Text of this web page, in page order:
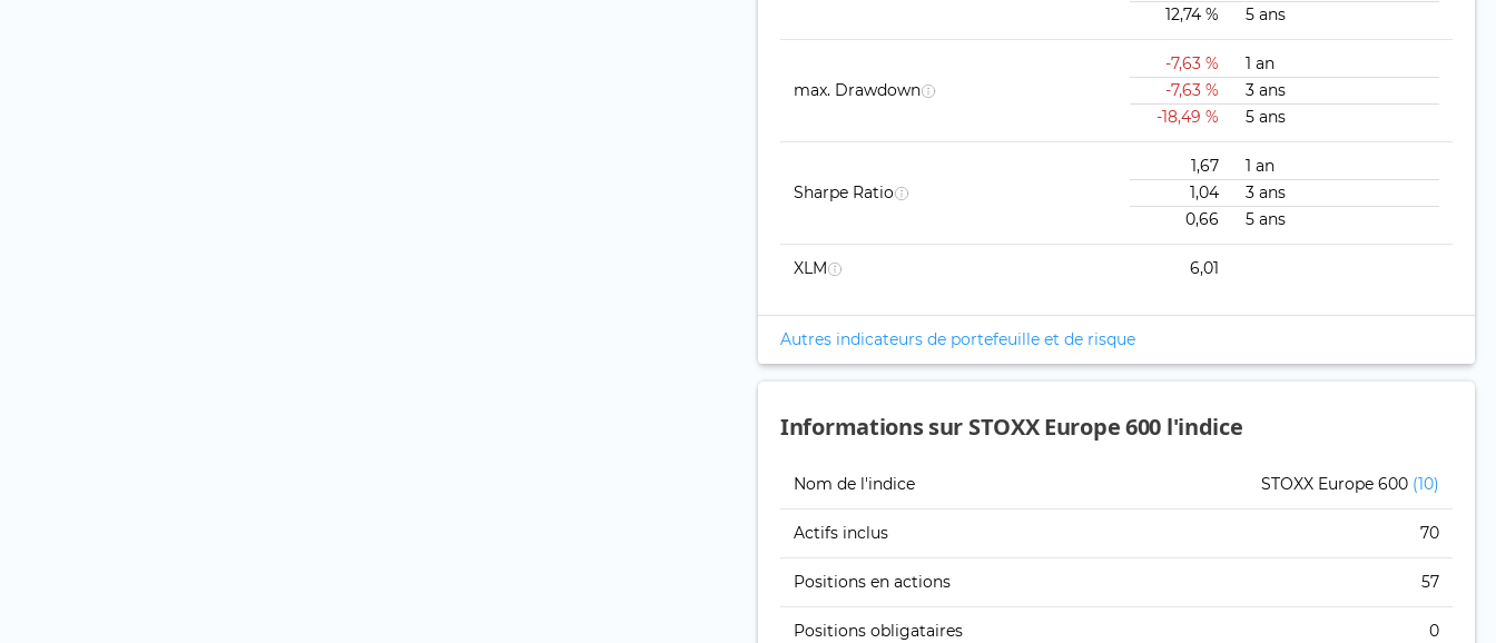
12,74 %
5 ans
max. Drawdown
-7,63 %
1 an
-7,63 %
3 ans
-18,49 %
5 ans
Sharpe Ratio
1,67
1 an
1,04
3 ans
0,66
5 ans
XLM 6,01
Autres indicateurs de portefeuille et de risque
Informations sur STOXX Europe 600 l'indice
Nom de l'indice STOXX Europe 600 (10)
Actifs inclus 70
Positions en actions 57
Positions obligataires 0